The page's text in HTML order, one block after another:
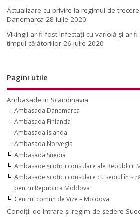
Actualizare cu privire la regimul de
Danemarca 28 iulie 2020
Vikingii ar fi fost infectaţi cu variolă şi ar
timpul călătoriilor 26 iulie 2020
Pagini utile
Ambasade in Scandinavia
Ambasada Danemarca
Ambasada Finlanda
Ambasada Islanda
Ambasada Norvegia
Ambasada Suedia
Ambasade şi oficii consulare ale Republicii
Ambasade şi oficii consulare cu sediul în
pentru Republica Moldova
Centrul comun de Vize – Moldova
Condiţii de intrare şi regim de şedere